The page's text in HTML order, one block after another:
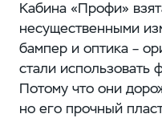
Кабина «Профи»
несущественными
бампер и оптика –
стали использовать
Потому что они
но его прочный